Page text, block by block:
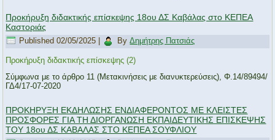
Προκήρυξη διδακτικής επίσκεψης 18ου ΔΣ Καβάλας στο ΚΕΠΕΑ
Καστοριάς
Published 02/05/2025 By Δημήτρης Πατσιάς
Προκήρυξη διδακτικής επίσκεψης (2)
Σύμφωνα με το άρθρο 11 (Μετακινήσεις με διανυκτερεύσεις), Φ.14/89494/
ΓΔ4/17-07-2020
ΠΡΟΚΗΡΥΞΗ ΕΚΔΗΛΩΣΗΣ ΕΝΔΙΑΦΕΡΟΝΤΟΣ ΜΕ ΚΛΕΙΣΤΕΣ
ΠΡΟΣΦΟΡΕΣ ΓΙΑ ΤΗ ΔΙΟΡΓΑΝΩΣΗ ΕΚΠΑΙΔΕΥΤΙΚΗΣ ΕΠΙΣΚΕΨΗΣ
ΤΟΥ 18ου ΔΣ ΚΑΒΑΛΑΣ ΣΤΟ ΚΕΠΕΑ ΣΟΥΦΛΙΟΥ